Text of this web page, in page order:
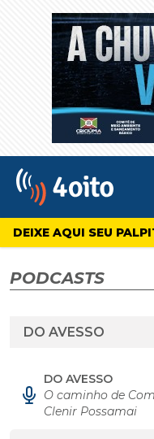
4oito
DEIXE AQUI SEU
PODCASTS
DO AVESSO
O caminho de
Clenir Possamai